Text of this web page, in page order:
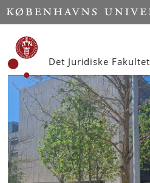
Start
Det Juridiske Fakultet